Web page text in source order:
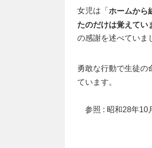
女児は「 ホームから
たのだけは覚えてい
の感謝を述べていま
勇敢な行動で生徒の
ています。
参照 : 昭和28年10